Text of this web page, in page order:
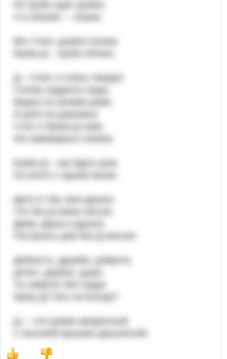
Из трубы идет дымок,
Вот стоит, дымок пуская,
Д – стоит, и очень твердо!
Голову задрала гордо.
Буква Д – как будто дом,
Дело в том, мои друзья,
Дима, Даша и друзья,
Доблесть, дружба, доброта,
Д — это домик аккуратный,